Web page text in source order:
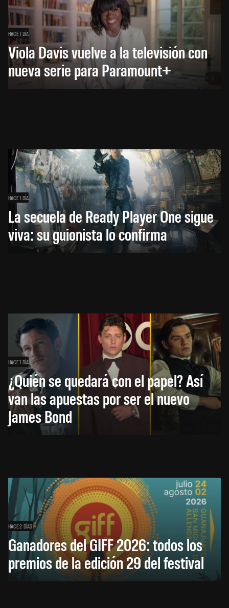
HACE 1 DÍA
Viola Davis vuelve a la televisión con
nueva serie para Paramount+
HACE 1 DÍA
La secuela de Ready Player One sigue
viva: su guionista lo confirma
HACE 1 DÍA
¿Quién se quedará con el papel? Así
van las apuestas por ser el nuevo
James Bond
HACE 2 DÍAS
Ganadores del GIFF 2026: todos los
premios de la edición 29 del festival